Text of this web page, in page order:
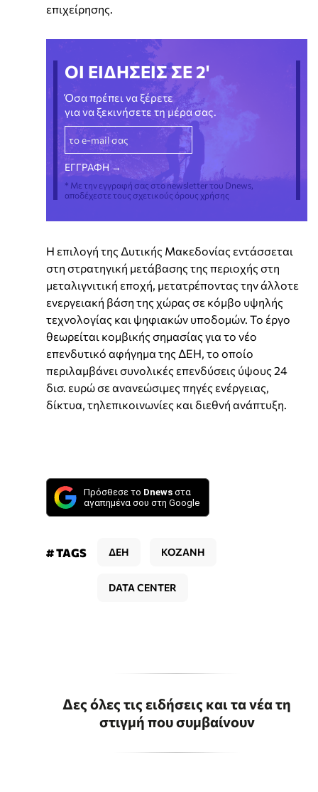
επιχείρησης.
ΟΙ ΕΙΔΗΣΕΙΣ ΣΕ 2'
Όσα πρέπει να ξέρετε
για να ξεκινήσετε τη μέρα σας.
* Με την εγγραφή σας στο newsletter του Dnews,
αποδέχεστε τους σχετικούς όρους χρήσης
Η επιλογή της Δυτικής Μακεδονίας εντάσσεται
στη στρατηγική μετάβασης της περιοχής στη
μεταλιγνιτική εποχή, μετατρέποντας την άλλοτε
ενεργειακή βάση της χώρας σε κόμβο υψηλής
τεχνολογίας και ψηφιακών υποδομών. Το έργο
θεωρείται κομβικής σημασίας για το νέο
επενδυτικό αφήγημα της ΔΕΗ, το οποίο
περιλαμβάνει συνολικές επενδύσεις ύψους 24
δισ. ευρώ σε ανανεώσιμες πηγές ενέργειας,
δίκτυα, τηλεπικοινωνίες και διεθνή ανάπτυξη.
Πρόσθεσε το Dnews στα
αγαπημένα σου στη Google
# TAGS ΔΕΗ ΚΟΖΑΝΗ
DATA CENTER
Δες όλες τις ειδήσεις και τα νέα τη
στιγμή που συμβαίνουν